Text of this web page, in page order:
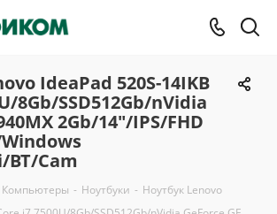
IdeaPad 520S-14IKB
8Gb/SSD512Gb/nVidia
2Gb/14"/IPS/FHD
BT/Cam
Компьютеры - Ноутбуки - Ноутбук Lenovo